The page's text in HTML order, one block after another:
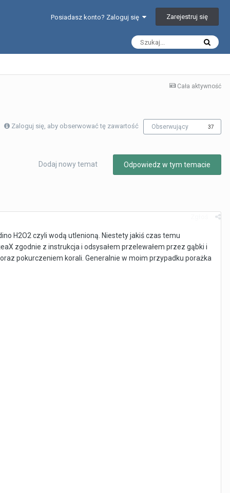
Posiadasz konto? Zaloguj się Zarejestruj się
Cała aktywność
Zaloguj się, aby obserwować tę zawartość Obserwujący 37
Odpowiedz w tym temacie
Dodaj nowy temat
H2O2 czyli wodą utlenioną. Niestety jakiś czas temu
zgodnie z instrukcja i odsysałem przelewałem przez gąbki i
pokurczeniem korali. Generalnie w moim przypadku porażka